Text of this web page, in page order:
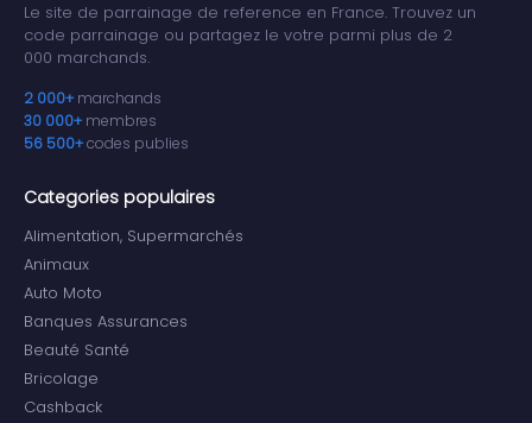
Le site de parrainage de reference en France. Trouvez un
code parrainage ou partagez le votre parmi plus de 2
000 marchands.
2 000+ marchands
30 000+ membres
56 500+codes publies
Categories populaires
Alimentation, Supermarchés
Animaux
Auto Moto
Banques Assurances
Beauté Santé
Bricolage
Cashback